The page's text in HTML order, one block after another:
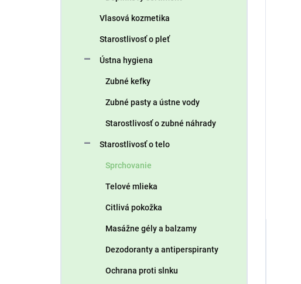
Vlasová kozmetika
Starostlivosť o pleť
Ústna hygiena
Zubné kefky
Zubné pasty a ústne vody
Starostlivosť o zubné náhrady
Starostlivosť o telo
Sprchovanie
Telové mlieka
Citlivá pokožka
Masážne gély a balzamy
Dezodoranty a antiperspiranty
Ochrana proti slnku